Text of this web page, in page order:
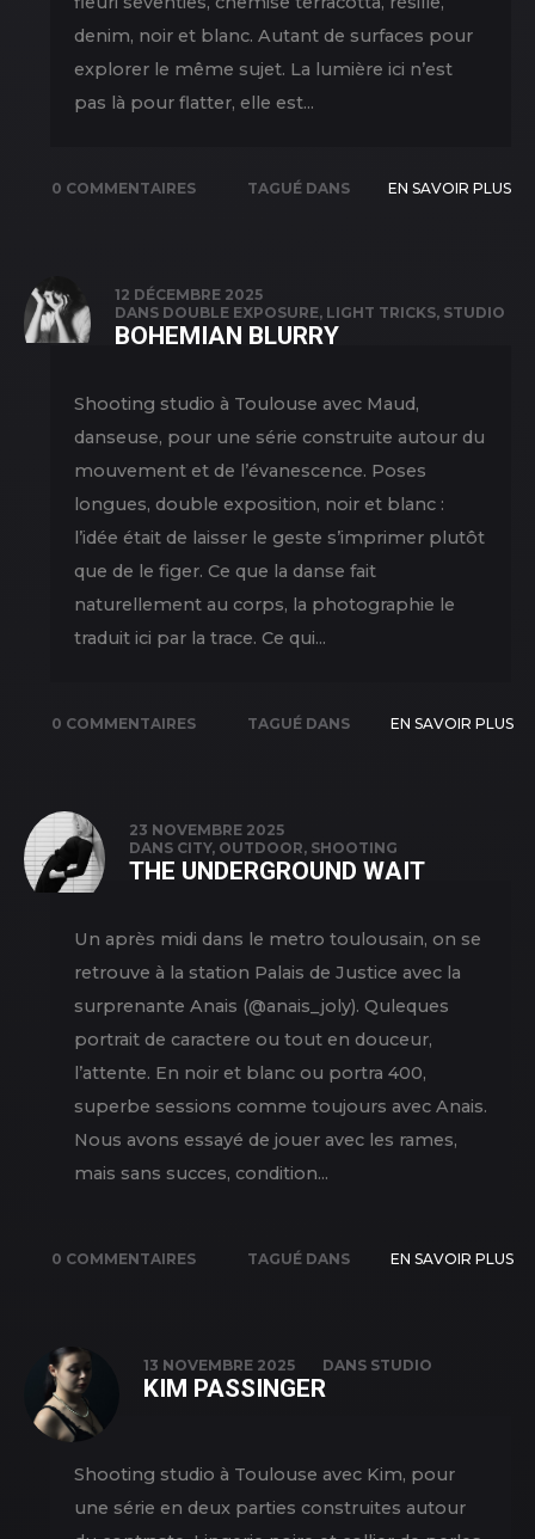
denim, noir et blanc. Autant de surfaces pour
explorer le même sujet. La lumière ici n’est
pas là pour flatter, elle est...
0 COMMENTAIRES
TAGUÉ DANS
SHOOTING
STUDIO
EN SAVOIR PLUS
12 DÉCEMBRE 2025
DANS DOUBLE EXPOSURE, LIGHT TRICKS, STUDIO
BOHEMIAN BLURRY
Shooting studio à Toulouse avec Maud,
danseuse, pour une série construite autour du
mouvement et de l’évanescence. Poses
longues, double exposition, noir et blanc :
l’idée était de laisser le geste s’imprimer plutôt
que de le figer. Ce que la danse fait
naturellement au corps, la photographie le
traduit ici par la trace. Ce qui...
0 COMMENTAIRES
TAGUÉ DANS
EXPOSITION
NEW PICS,
EN SAVOIR PLUS
23 NOVEMBRE 2025
DANS CITY, OUTDOOR, SHOOTING
THE UNDERGROUND WAIT
Un après midi dans le metro toulousain, on se
retrouve à la station Palais de Justice avec la
surprenante Anais (@anais_joly). Quleques
portrait de caractere ou tout en douceur,
l’attente. En noir et blanc ou portra 400,
superbe sessions comme toujours avec Anais.
Nous avons essayé de jouer avec les rames,
mais sans succes, condition...
0 COMMENTAIRES
TAGUÉ DANS
OUTDOOR,
PORTRAIT
EN SAVOIR PLUS
13 NOVEMBRE 2025 DANS STUDIO
KIM PASSINGER
Shooting studio à Toulouse avec Kim, pour
une série en deux parties construites autour